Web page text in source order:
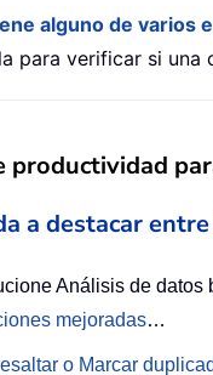
alguno de varios
para verificar si
productividad
a destacar
Análisis de datos
mejoradas…
o Marcar